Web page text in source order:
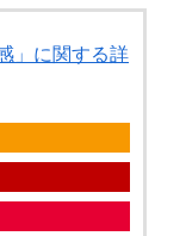
」に関する詳